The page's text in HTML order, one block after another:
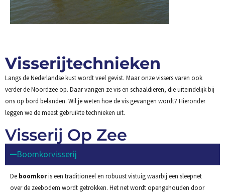
Visserijtechnieken
Langs de Nederlandse kust wordt veel gevist. Maar onze vissers varen ook
verder de Noordzee op. Daar vangen ze vis en schaaldieren, die uiteindelijk bij
ons op bord belanden. Wil je weten hoe de vis gevangen wordt? Hieronder
leggen we de meest gebruikte technieken uit.
Visserij Op Zee
Boomkorvisserij
De boomkoris een traditioneel en robuust vistuig waarbij een sleepnet
over de zeebodem wordt getrokken. Het net wordt opengehouden door